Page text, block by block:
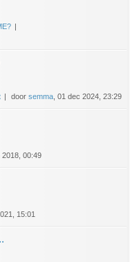
door semma , 01 dec 2024, 23:29
2018, 00:49
15:01